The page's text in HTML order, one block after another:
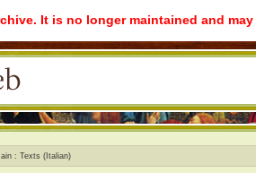
It is no longer maintained and
Texts (Italian)